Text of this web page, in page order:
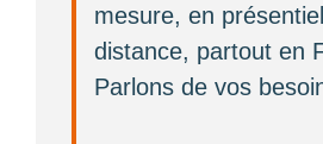
mesure, en
distance, partout en
Parlons de vos